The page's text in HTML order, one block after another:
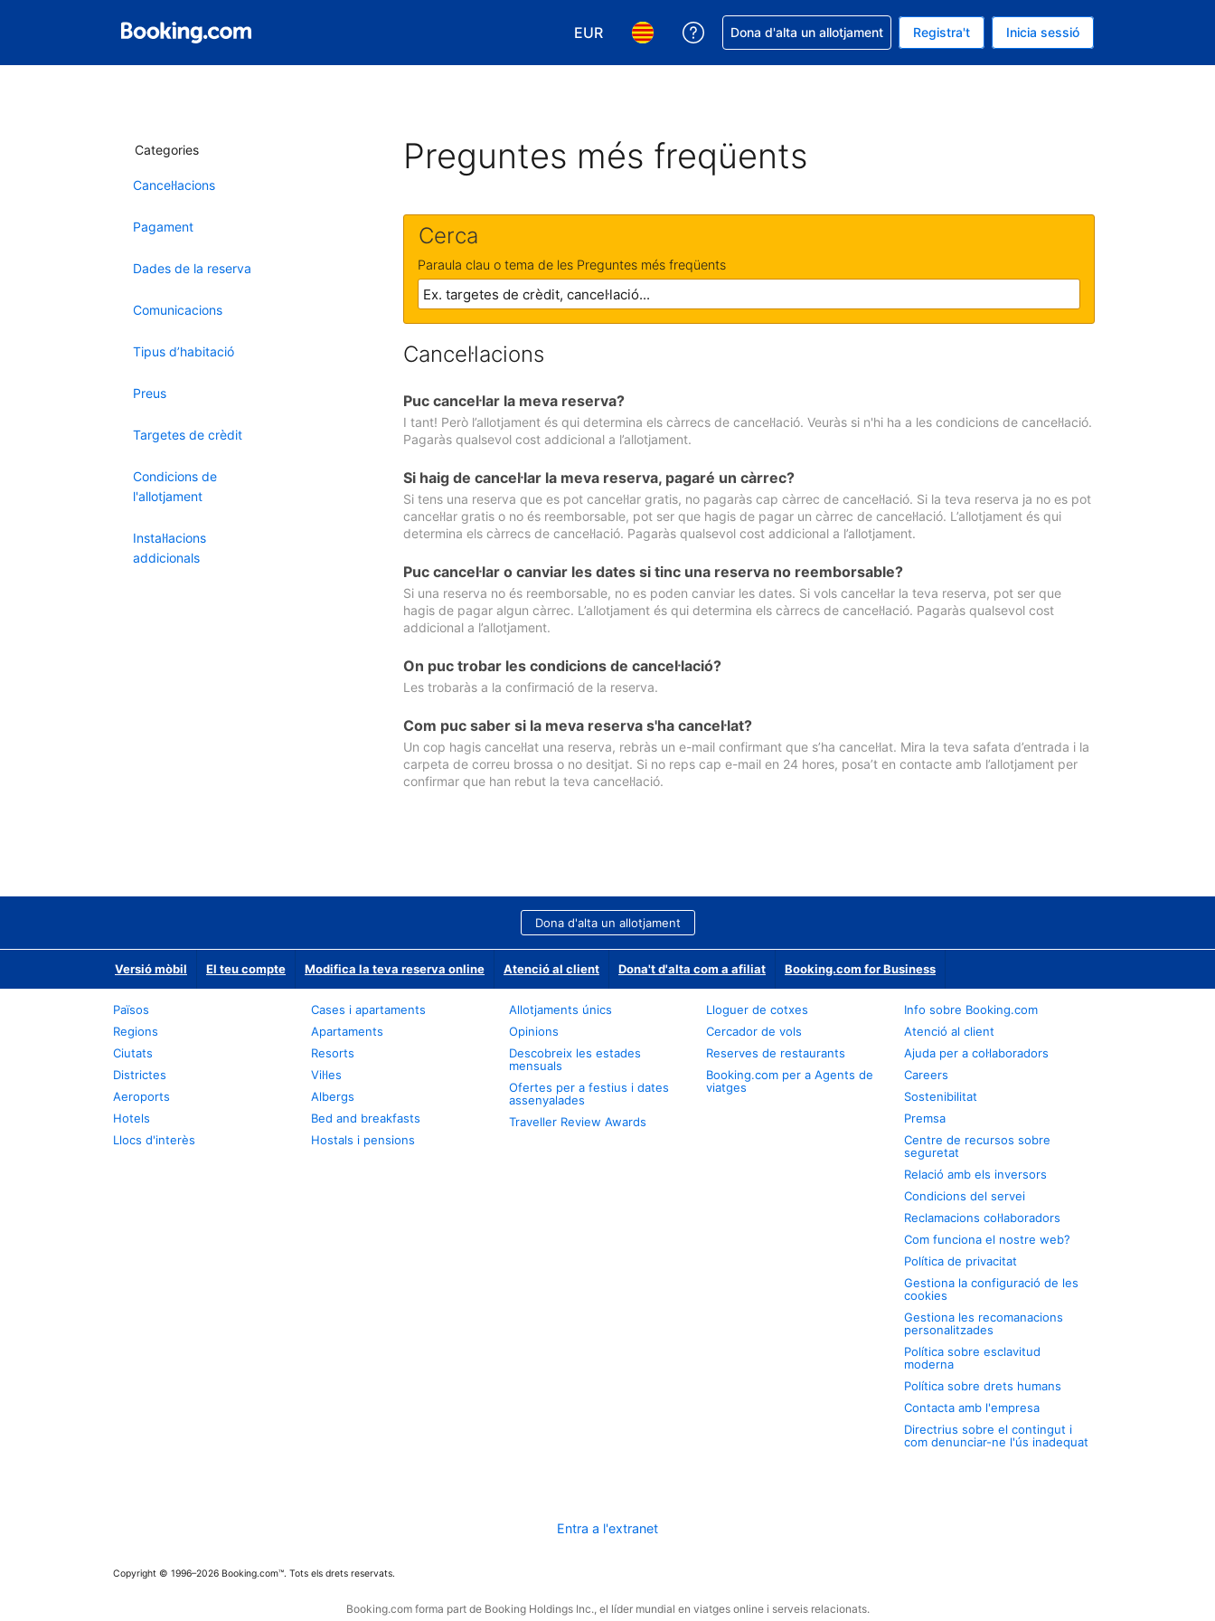
EUR
Tria la moneda. La moneda actual és EUR
Tria l'idioma. L'idioma actual és Català
Rep ajuda amb la reserva
Dona d'alta un allotjament Registra't Inicia sessió
Categories
Cancel·lacions
Pagament
Dades de la reserva
Comunicacions
Tipus d’habitació
Preus
Targetes de crèdit
Condicions de
l'allotjament
Instal·lacions
addicionals
Preguntes més freqüents
Cerca
Paraula clau o tema de les Preguntes més freqüents
Cancel·lacions
Puc cancel·lar la meva reserva?
I tant! Però l’allotjament és qui determina els càrrecs de cancel·lació. Veuràs si n'hi ha a les condicions de cancel·lació.
Pagaràs qualsevol cost addicional a l’allotjament.
Si haig de cancel·lar la meva reserva, pagaré un càrrec?
Si tens una reserva que es pot cancel·lar gratis, no pagaràs cap càrrec de cancel·lació. Si la teva reserva ja no es pot
cancel·lar gratis o no és reemborsable, pot ser que hagis de pagar un càrrec de cancel·lació. L’allotjament és qui
determina els càrrecs de cancel·lació. Pagaràs qualsevol cost addicional a l’allotjament.
Puc cancel·lar o canviar les dates si tinc una reserva no reemborsable?
Si una reserva no és reemborsable, no es poden canviar les dates. Si vols cancel·lar la teva reserva, pot ser que
hagis de pagar algun càrrec. L’allotjament és qui determina els càrrecs de cancel·lació. Pagaràs qualsevol cost
addicional a l’allotjament.
On puc trobar les condicions de cancel·lació?
Les trobaràs a la confirmació de la reserva.
Com puc saber si la meva reserva s'ha cancel·lat?
Un cop hagis cancel·lat una reserva, rebràs un e-mail confirmant que s’ha cancel·lat. Mira la teva safata d’entrada i la
carpeta de correu brossa o no desitjat. Si no reps cap e-mail en 24 hores, posa’t en contacte amb l’allotjament per
confirmar que han rebut la teva cancel·lació.
Dona d'alta un allotjament
Versió mòbil El teu compte Modifica la teva reserva online Atenció al client Dona't d'alta com a afiliat Booking.com for Business
Països
Regions
Ciutats
Districtes
Aeroports
Hotels
Llocs d'interès
Cases i apartaments
Apartaments
Resorts
Vil·les
Albergs
Bed and breakfasts
Hostals i pensions
Allotjaments únics
Opinions
Descobreix les estades
mensuals
Ofertes per a festius i dates
assenyalades
Traveller Review Awards
Lloguer de cotxes
Cercador de vols
Reserves de restaurants
Booking.com per a Agents de
viatges
Info sobre Booking.com
Atenció al client
Ajuda per a col·laboradors
Careers
Sostenibilitat
Premsa
Centre de recursos sobre
seguretat
Relació amb els inversors
Condicions del servei
Reclamacions col·laboradors
Com funciona el nostre web?
Política de privacitat
Gestiona la configuració de les
cookies
Gestiona les recomanacions
personalitzades
Política sobre esclavitud
moderna
Política sobre drets humans
Contacta amb l'empresa
Directrius sobre el contingut i
com denunciar-ne l'ús inadequat
Entra a l'extranet
Copyright © 1996–2026 Booking.com™. Tots els drets reservats.
Booking.com forma part de Booking Holdings Inc., el líder mundial en viatges online i serveis relacionats.